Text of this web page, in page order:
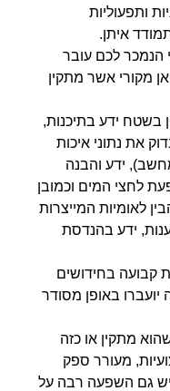
ותפעוליות
איתן.
הנמכר לכם עובר
מקורי אשר מתקין
ידע בתיכנות,
את נתוני איכות
ידע והבנה
לחצי המים וכמובן
לאומיות המייצרות
ידע בהנדסת
קבועה בחידושים
באופן מסודר
מתקין או כזה
מעורר ספק
יש גם השפעה רבה על